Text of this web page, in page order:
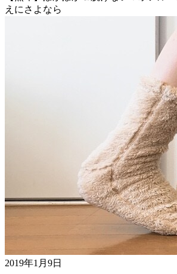
えにさよなら
2019年1月9日